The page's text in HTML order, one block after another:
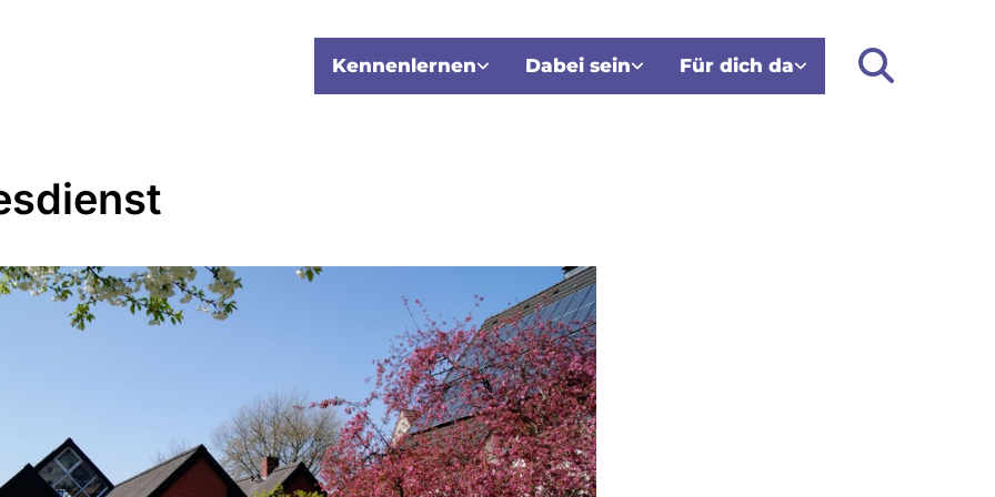
Kennenlernen Dabei sein Für dich da